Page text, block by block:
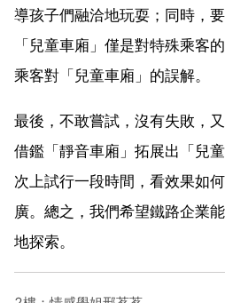
導孩子們融洽地玩耍；同時，
「兒童車廂」僅是對特殊乘客
乘客對「兒童車廂」的誤解。
最後，不敢嘗試，沒有失敗，
借鑑「靜音車廂」拓展出「兒
次上試行一段時間，看效果如
廣。總之，我們希望鐵路企業
地探索。